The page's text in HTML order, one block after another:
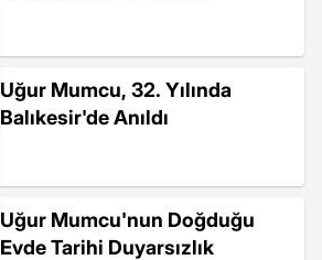
Uğur Mumcu, 32. Yılında
Balıkesir'de Anıldı
Uğur Mumcu'nun Doğduğu
Evde Tarihi Duyarsızlık